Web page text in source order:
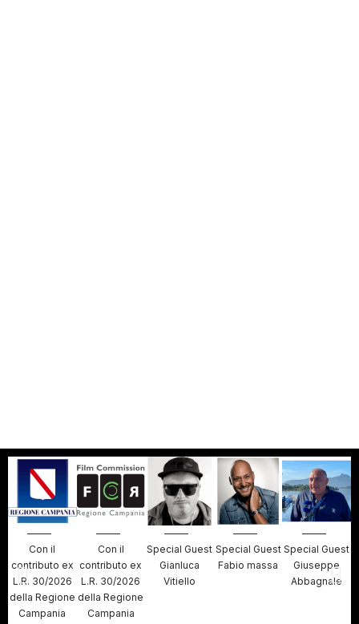
Con il
contributo ex
L.R. 30/2026
della Regione
Campania
Con il
contributo ex
L.R. 30/2026
della Regione
Campania
Special Guest
Gianluca
Vitiello
Special Guest
Fabio massa
Special Guest
Giuseppe
Abbagnale